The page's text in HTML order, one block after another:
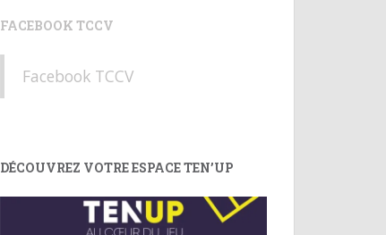
FACEBOOK TCCV
Facebook TCCV
DÉCOUVREZ VOTRE ESPACE TEN’UP